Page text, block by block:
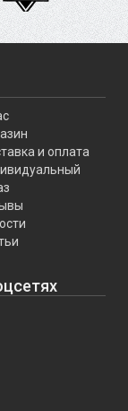
и оплата